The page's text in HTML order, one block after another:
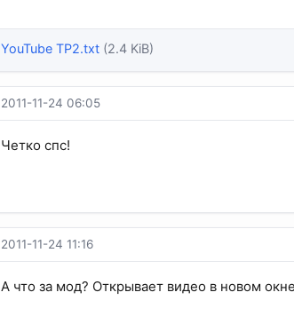
YouTube TP2.txt (2.4 KiB)
2011-11-24 06:05
Четко спс!
2011-11-24 11:16
А что за мод? Открывает видео в новом